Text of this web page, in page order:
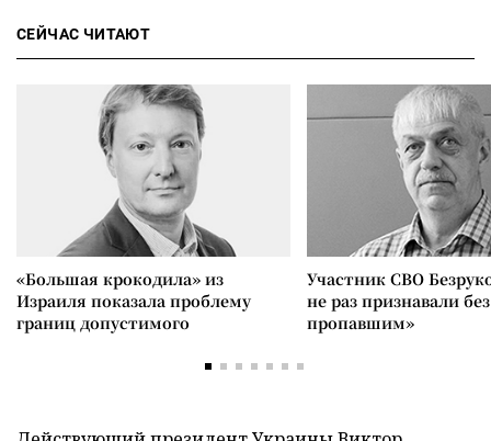
СЕЙЧАС ЧИТАЮТ
«Большая крокодила» из
Израиля показала проблему
границ допустимого
Участник СВО
не раз признавали
пропавшим»